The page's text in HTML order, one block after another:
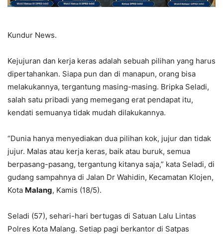
Kundur News.
Kejujuran dan kerja keras adalah sebuah pilihan yang harus
dipertahankan. Siapa pun dan di manapun, orang bisa
melakukannya, tergantung masing-masing. Bripka Seladi,
salah satu pribadi yang memegang erat pendapat itu,
kendati semuanya tidak mudah dilakukannya.
“Dunia hanya menyediakan dua pilihan kok, jujur dan tidak
jujur. Malas atau kerja keras, baik atau buruk, semua
berpasang-pasang, tergantung kitanya saja,” kata Seladi, di
gudang sampahnya di Jalan Dr Wahidin, Kecamatan Klojen,
Kota Malang, Kamis (18/5).
Seladi (57), sehari-hari bertugas di Satuan Lalu Lintas
Polres Kota Malang. Setiap pagi berkantor di Satpas